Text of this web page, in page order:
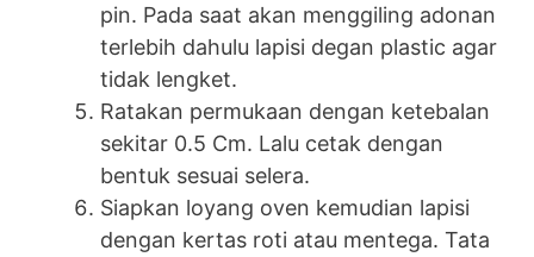
pin. Pada saat akan menggiling adonan
terlebih dahulu lapisi degan plastic agar
tidak lengket.
Ratakan permukaan dengan ketebalan
sekitar 0.5 Cm. Lalu cetak dengan
bentuk sesuai selera.
Siapkan loyang oven kemudian lapisi
dengan kertas roti atau mentega. Tata